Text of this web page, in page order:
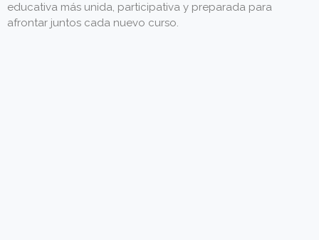
educativa más unida, participativa y preparada para
afrontar juntos cada nuevo curso.